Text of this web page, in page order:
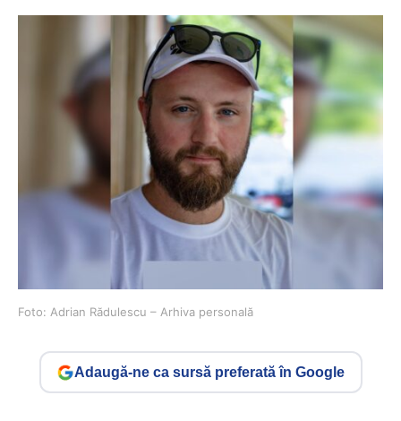
Foto: Adrian Rădulescu – Arhiva personală
Adaugă-ne ca sursă preferată în Google